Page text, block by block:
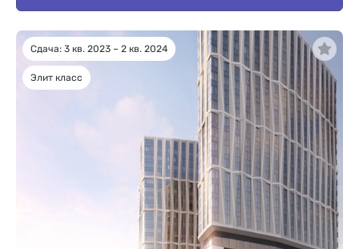
Сдача: 3 кв. 2023 – 2 кв. 2024
Элит класс